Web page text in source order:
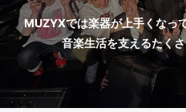
MUZYXでは楽器が上手くなっ
音楽生活を支えるたく